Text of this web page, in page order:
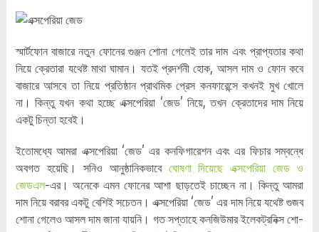
স্মার্টফোন বাজারে নতুন ফোনের গুঞ্জন শোনা গেলেই তার দাম এবং প্রাপ্যতার কথা
নিয়ে ক্রেতারা যথেষ্ট মাথা ঘামান। যতই প্রদর্শনী হোক, আসল দাম ও ফোন কবে
বাজারে আসবে তা নিয়ে প্রতিষ্ঠান প্রাথমিক প্রেস কনফারেন্সে কখনই মুখ খোলে
না। কিন্তু যখন কথা হচ্ছে এক্সপেরিয়া ‘জেড’ নিয়ে, তখন ক্রেতাদের দাম নিয়ে
একটু চিন্তা হবেই।
ইতোমধ্যে আমরা এক্সপেরিয়া ‘জেড’ এর কনফিগারেশন এবং এর ফিচার সম্বন্ধে
অবগত হয়েছি। সনিও আনুষ্ঠানিকভাবে ঘোষণা দিয়েছে এক্সপেরিয়া জেড ও
জেডএল-এর। অনেকে এমন ফোনের আশা ছাড়তেই চাচ্ছেন না। কিন্তু আমরা
দাম নিয়ে বরাবর একটু বেশিই সচেতন। এক্সপেরিয়া ‘জেড’ এর দাম নিয়ে যথেষ্ট গুজব
শোনা গেলেও আসল দাম জানা যায়নি। গত সপ্তাহে কনজিউমার ইলেকট্রনিক্স শো-